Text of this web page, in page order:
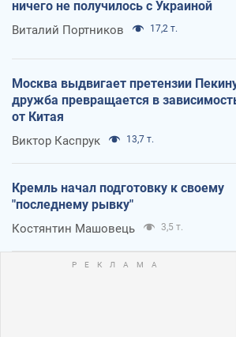
ничего не получилось с Украиной
Виталий Портников 17,2 т.
Москва выдвигает претензии
дружба превращается в
от Китая
Виктор Каспрук 13,7 т.
Кремль начал подготовку к своему
"последнему рывку"
Костянтин Машовець 3,5 т.